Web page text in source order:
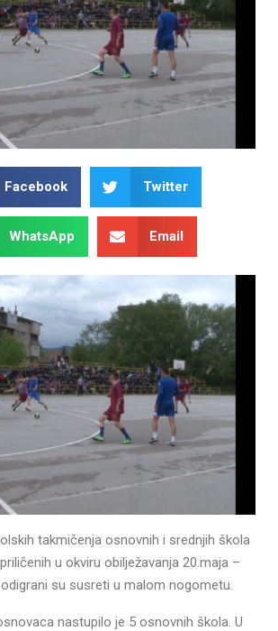
Facebook Twitter
WhatsApp Email
takmičenja osnovnih i srednjih škola
u okviru obilježavanja 20.maja –
odigrani su susreti u malom nogometu.
nastupilo je 5 osnovnih škola. U